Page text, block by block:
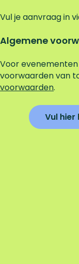
Vul je aanvraag in
Algemene
Voor
voorwaarden van
voorwaarden.
Vul